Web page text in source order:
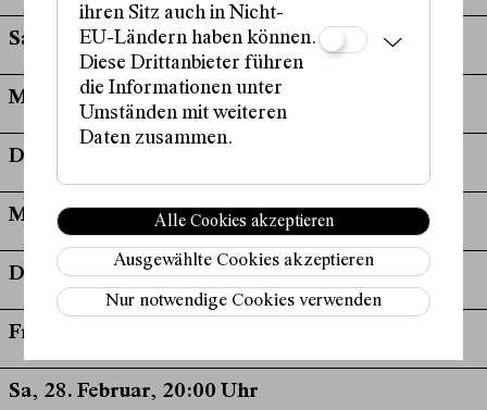
Sa, 26. Oktober, 20:00 Uhr
Mo, 14. April, 20:00 Uhr
Di, 15. April, 20:00 Uhr
Mi, 25. Februar, 20:00 Uhr
Do, 26. Februar, 20:00 Uhr
Fr, 27. Februar, 20:00 Uhr
Sa, 28. Februar, 20:00 Uhr
ihren Sitz auch in Nicht-
EU-Ländern haben können.
Diese Drittanbieter führen
die Informationen unter
Umständen mit weiteren
Daten zusammen.
Alle Cookies akzeptieren
Ausgewählte Cookies akzeptieren
Nur notwendige Cookies verwenden